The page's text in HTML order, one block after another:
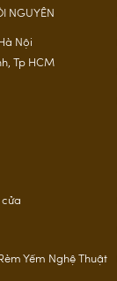
NGUYÊN
Nội
Tp HCM
cửa
Yếm Nghệ Thuật